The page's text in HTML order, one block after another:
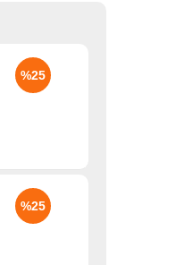
%25
%25